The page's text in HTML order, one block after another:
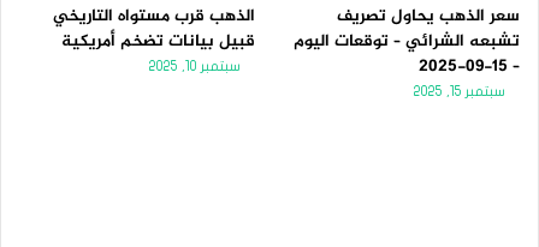
سعر الذهب يحاول تصريف
تشبعه الشرائي – توقعات اليوم
– 15-09-2025
سبتمبر 15, 2025
الذهب قرب مستواه التاريخي
قبيل بيانات تضخم أمريكية
سبتمبر 10, 2025